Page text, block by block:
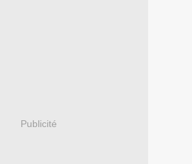
Publicité